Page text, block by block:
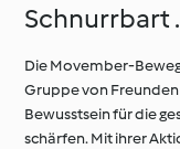
Schnurrbart
Die Movember-
Gruppe von
Bewusstsein für die
schärfen. Mit ihrer